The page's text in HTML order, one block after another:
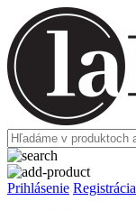
Prihlásenie Registrácia